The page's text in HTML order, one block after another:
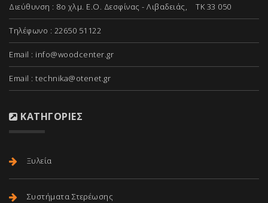
Διεύθυνση : 8ο χλμ. Ε.Ο. Δεσφίνας - Λιβαδειάς, ΤΚ 33 050
Τηλέφωνο : 22650 51122
Email : info@woodcenter.gr
Email : technika@otenet.gr
ΚΑΤΗΓΟΡΊΕΣ
Ξυλεία
Συστήματα Στερέωσης